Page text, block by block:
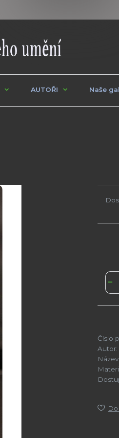
AUTOŘI Naše
Číslo
Autor: